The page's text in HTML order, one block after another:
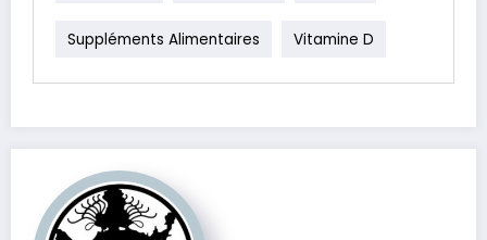
Suppléments Alimentaires Vitamine D